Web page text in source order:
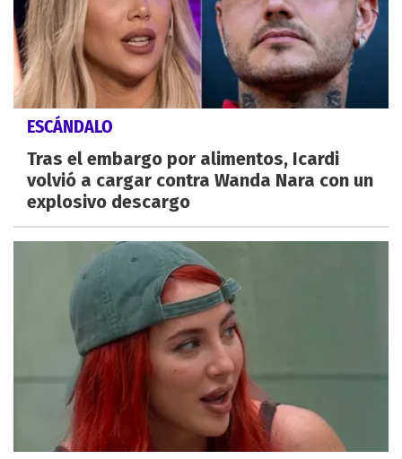
ESCÁNDALO
Tras el embargo por alimentos, Icardi
volvió a cargar contra Wanda Nara con un
explosivo descargo